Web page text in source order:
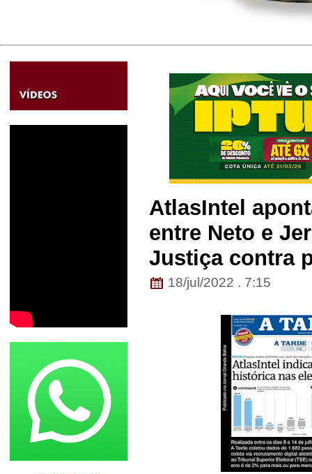
AtlasIntel
entre Neto e
Justiça contra
18/jul/2022 . 7:15